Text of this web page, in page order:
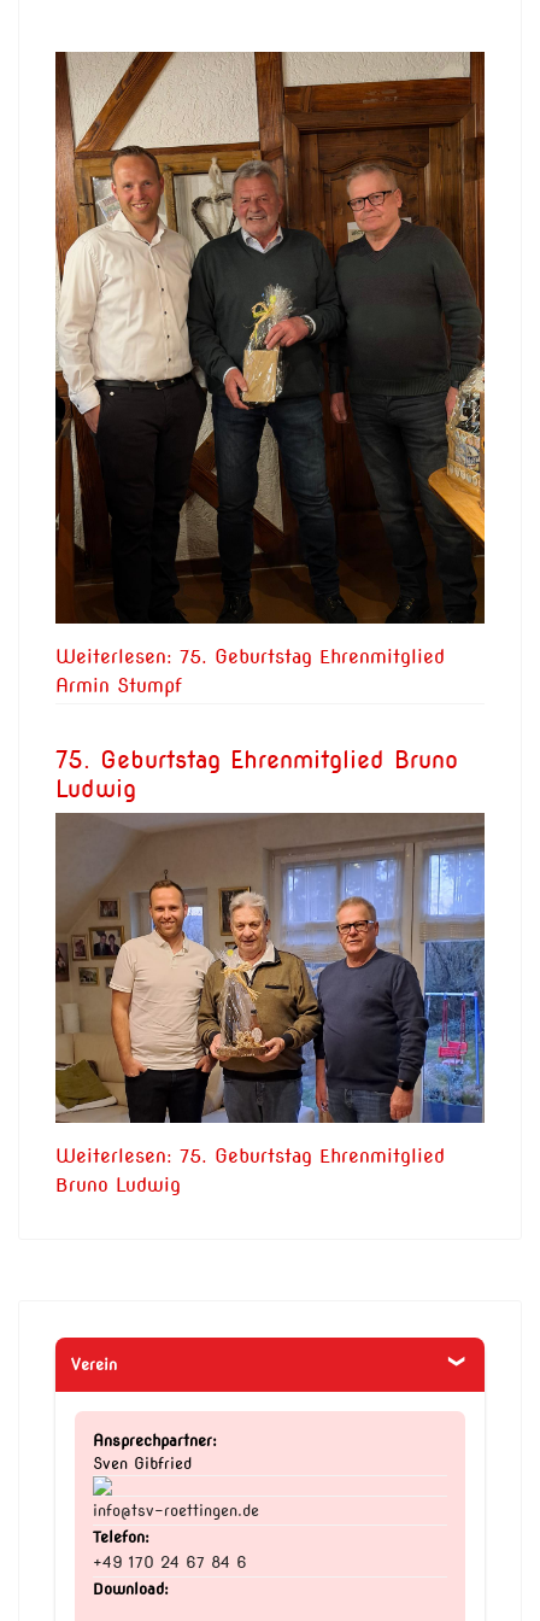
Weiterlesen: 75. Geburtstag Ehrenmitglied
Armin Stumpf
75. Geburtstag Ehrenmitglied Bruno
Ludwig
Weiterlesen: 75. Geburtstag Ehrenmitglied
Bruno Ludwig
Verein
Ansprechpartner:
Sven Gibfried
info@tsv-roettingen.de
Telefon:
+49 170 24 67 84 6
Download: